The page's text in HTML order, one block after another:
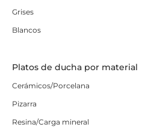
Grises
Blancos
Platos de ducha por material
Cerámicos/Porcelana
Pizarra
Resina/Carga mineral